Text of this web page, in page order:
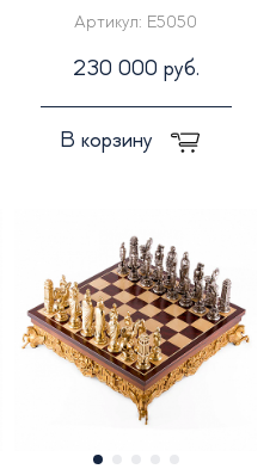
Артикул: E5050
230 000 руб.
В корзину